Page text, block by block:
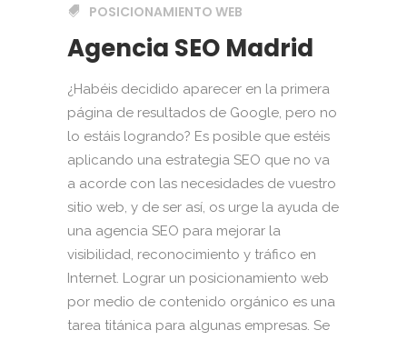
POSICIONAMIENTO WEB
Agencia SEO Madrid
¿Habéis decidido aparecer en la primera
página de resultados de Google, pero no
lo estáis logrando? Es posible que estéis
aplicando una estrategia SEO que no va
a acorde con las necesidades de vuestro
sitio web, y de ser así, os urge la ayuda de
una agencia SEO para mejorar la
visibilidad, reconocimiento y tráfico en
Internet. Lograr un posicionamiento web
por medio de contenido orgánico es una
tarea titánica para algunas empresas. Se